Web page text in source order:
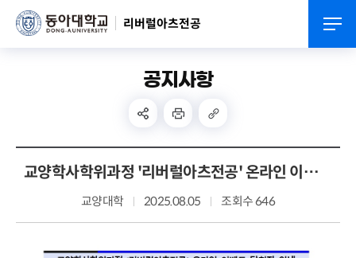
리버럴아츠전공
공지사항
교양학사학위과정 '리버럴아츠전공' 온라인 이벤트 당첨자 안내
교양대학 2025.08.05 조회수 646